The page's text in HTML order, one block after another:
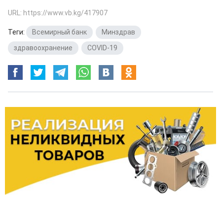
URL: https://www.vb.kg/417907
Теги: Всемирный банк Минздрав
здравоохранение
COVID-19